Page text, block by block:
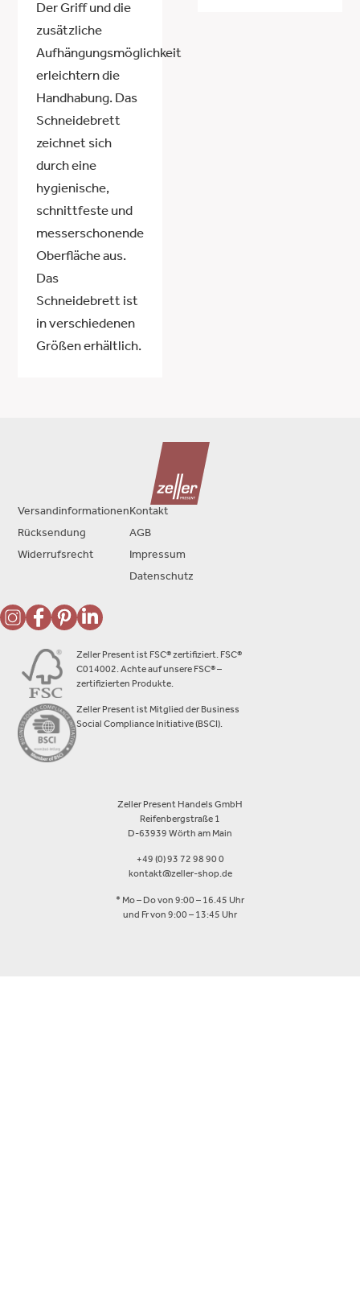
Der Griff und die
zusätzliche
Aufhängungsmöglichkeit
erleichtern die
Handhabung. Das
Schneidebrett
zeichnet sich
durch eine
hygienische,
schnittfeste und
messerschonende
Oberfläche aus.
Das
Schneidebrett ist
in verschiedenen
Größen erhältlich.
Zeller Present ist FSC® zertifiziert. FSC®
C014002. Achte auf unsere FSC® –
zertifizierten Produkte.
Zeller Present ist Mitglied der Business
Social Compliance Initiative (BSCI).
Zeller Present Handels GmbH
Reifenbergstraße 1
D-63939 Wörth am Main
+49 (0) 93 72 98 90 0
kontakt@zeller-shop.de
* Mo – Do von 9:00 – 16.45 Uhr
und Fr von 9:00 – 13:45 Uhr
Versandinformationen
Rücksendung
Widerrufsrecht
Kontakt
AGB
Impressum
Datenschutz